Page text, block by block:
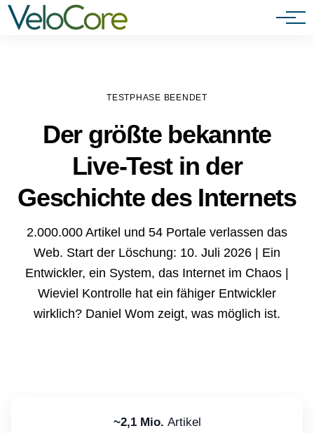
Agenturen & Webdesigner
TESTPHASE BEENDET
Der größte bekannte
Live-Test in der
Geschichte des Internets
2.000.000 Artikel und 54 Portale verlassen das
Web. Start der Löschung: 10. Juli 2026 | Ein
Entwickler, ein System, das Internet im Chaos |
Wieviel Kontrolle hat ein fähiger Entwickler
wirklich? Daniel Wom zeigt, was möglich ist.
~2,1 Mio. Artikel